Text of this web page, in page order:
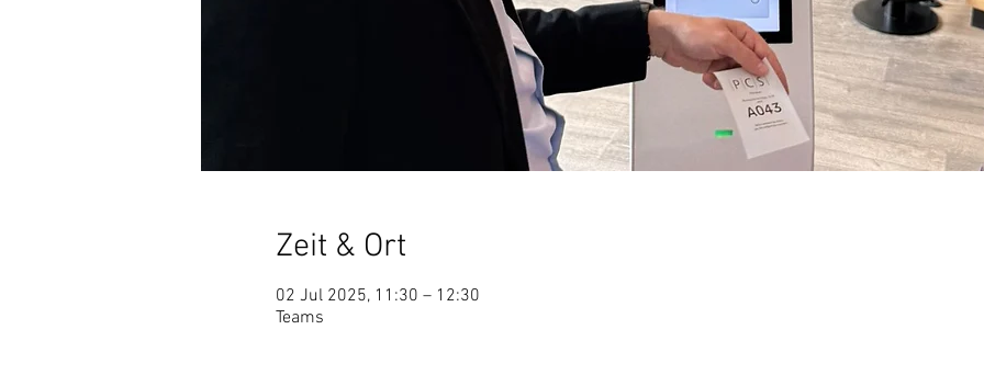
Zeit & Ort
02 Jul 2025, 11:30 – 12:30
Teams